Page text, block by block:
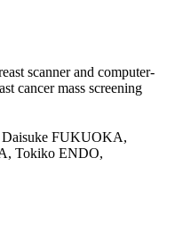
scanner and computer-
cancer mass screening
FUKUOKA,
Tokiko ENDO,